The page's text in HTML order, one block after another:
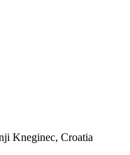
Kneginec, Croatia